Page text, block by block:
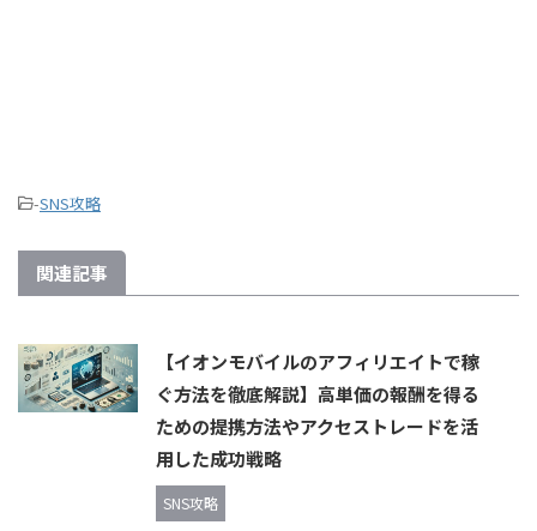
-SNS攻略
関連記事
【イオンモバイルのアフィリエイトで稼
ぐ方法を徹底解説】高単価の報酬を得る
ための提携方法やアクセストレードを活
用した成功戦略
SNS攻略